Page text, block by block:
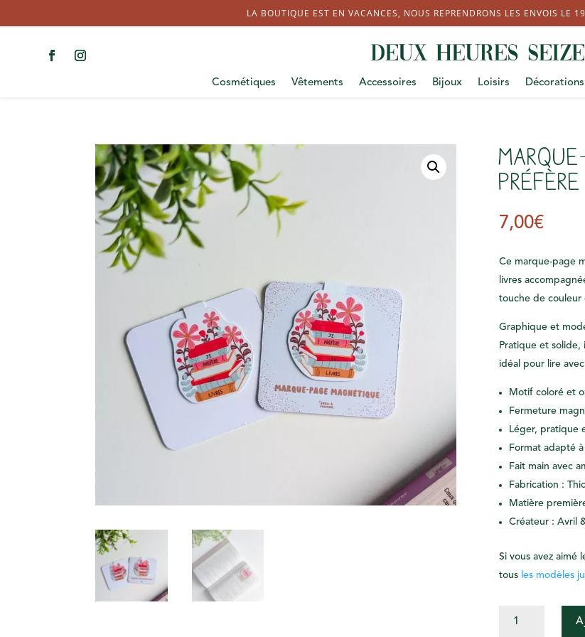
LA BOUTIQUE EST EN VACANCES, NOUS REPRENDRONS LES ENVOIS LE
Cosmétiques Vêtements Accessoires Bijoux Loisirs Décorations
7,00€
Ce marque-page
livres
touche de couleur
Graphique et
Pratique et solide,
idéal pour lire
Motif coloré et
Fermeture
Léger, pratique
Format adapté
Fait main avec
Fabrication :
Matière
Créateur : Avril
Si vous avez aimé
tous les modèles